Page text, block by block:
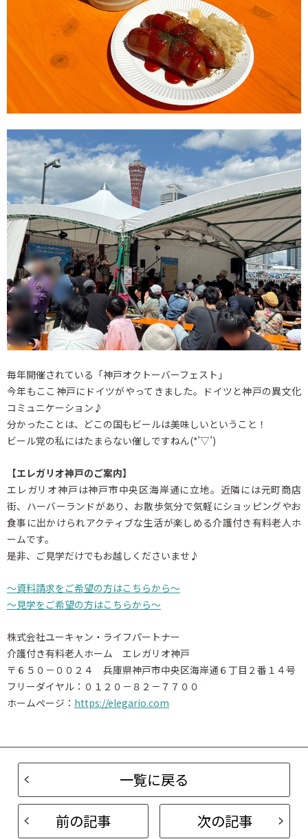
毎年開催されている「神戸オクトーバーフェスト」
今年もここ神戸にドイツがやってきました。ドイツと神戸の異文化
コミュニケーション♪
分かったことは、どこの国もビールは美味しいということ！
ビール党の私にはたまらない催しですねん(*’▽’)
【エレガリオ神戸のご案内】
エレガリオ神戸は神戸市中央区海岸通に立地。近隣には元町商店
街、ハーバーランドがあり、お散歩気分で気軽にショッピングやお
食事に出かけられアクティブな生活が楽しめる介護付き有料老人ホ
ームです。
是非、ご見学だけでもお越しくださいませ♪
～資料請求をご希望の方はこちらから～
～見学をご希望の方はこちらから～
株式会社ユーキャン・ライフパートナー
介護付き有料老人ホーム エレガリオ神戸
〒６５０－００２４ 兵庫県神戸市中央区海岸通６丁目２番１４号
フリーダイヤル：０１２０－８２－７７００
ホームページ： https://elegario.com
一覧に戻る
前の記事
次の記事